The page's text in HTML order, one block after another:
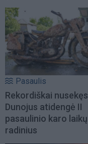
Pasaulis
Rekordiškai nusekęs
Dunojus atidengė II
pasaulinio karo laikų
radinius